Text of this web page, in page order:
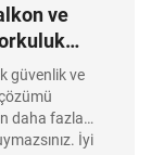
ve
güvenlik ve
daha fazla
İyi